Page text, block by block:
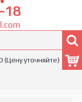
18
(Цену уточняйте)